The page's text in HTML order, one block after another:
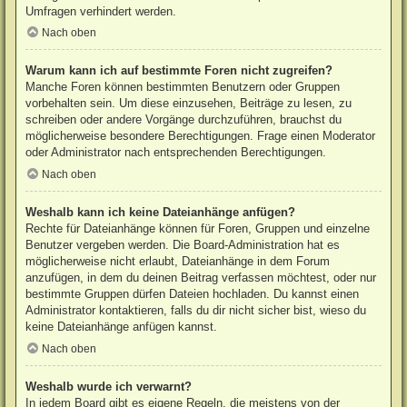
Umfragen verhindert werden.
Nach oben
Warum kann ich auf bestimmte Foren nicht zugreifen?
Manche Foren können bestimmten Benutzern oder Gruppen
vorbehalten sein. Um diese einzusehen, Beiträge zu lesen, zu
schreiben oder andere Vorgänge durchzuführen, brauchst du
möglicherweise besondere Berechtigungen. Frage einen Moderator
oder Administrator nach entsprechenden Berechtigungen.
Nach oben
Weshalb kann ich keine Dateianhänge anfügen?
Rechte für Dateianhänge können für Foren, Gruppen und einzelne
Benutzer vergeben werden. Die Board-Administration hat es
möglicherweise nicht erlaubt, Dateianhänge in dem Forum
anzufügen, in dem du deinen Beitrag verfassen möchtest, oder nur
bestimmte Gruppen dürfen Dateien hochladen. Du kannst einen
Administrator kontaktieren, falls du dir nicht sicher bist, wieso du
keine Dateianhänge anfügen kannst.
Nach oben
Weshalb wurde ich verwarnt?
In jedem Board gibt es eigene Regeln, die meistens von der